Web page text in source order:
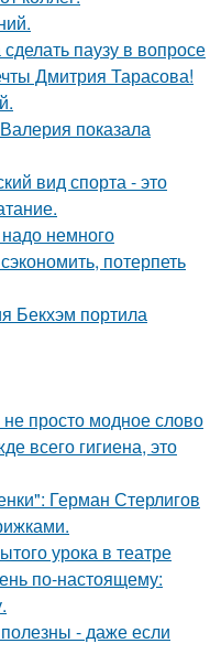
паузу в вопросе
Дмитрия Тарасова!
показала
вид спорта - это
немного
потерпеть
Бекхэм портила
просто модное слово
всего гигиена, это
Герман Стерлигов
урока в театре
по-настоящему:
- даже если